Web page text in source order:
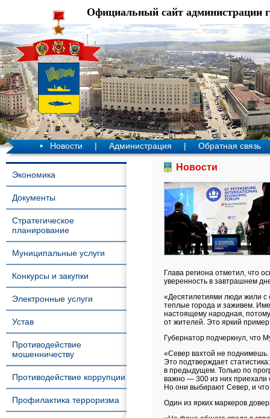
Официальный сайт администрации
Новости | Администрация | Обратная связь
Экономика
Документы
Стратегическое
планирование
Муниципальные услуги
Конкурсы и закупки
Электронные услуги
Устав
Противодействие
мошенничеству
Противодействие коррупции
Профилактика терроризма
Новости
Глава региона отметил, что
уверенность в завтрашнем
«Десятилетиями люди жили с
теплые города и заживем.
настоящему народная,
от жителей. Это яркий
Губернатор подчеркнул, что
«Север вахтой не
Это подтверждает
в предыдущем. Только по
важно — 300 из них приехали
Но они выбирают Север, и
Один из ярких маркеров